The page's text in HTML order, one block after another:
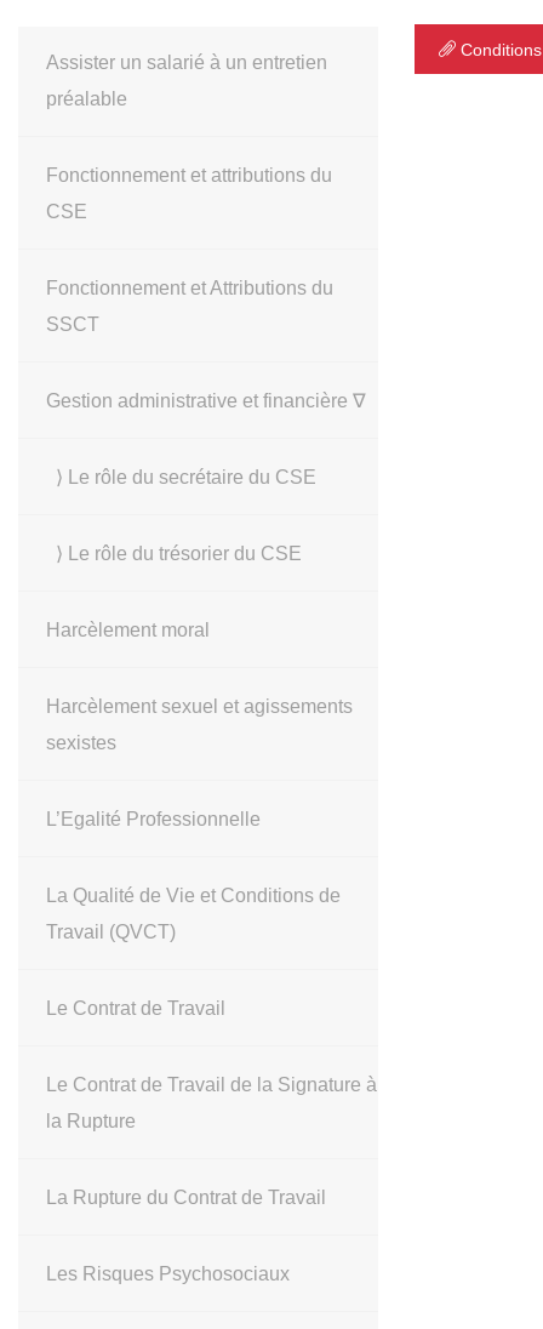
Assister un salarié à un entretien
préalable
Fonctionnement et attributions du
CSE
Fonctionnement et Attributions du
SSCT
Gestion administrative et financière ∇
⟩ Le rôle du secrétaire du CSE
⟩ Le rôle du trésorier du CSE
Harcèlement moral
Harcèlement sexuel et agissements
sexistes
L’Egalité Professionnelle
La Qualité de Vie et Conditions de
Travail (QVCT)
Le Contrat de Travail
Le Contrat de Travail de la Signature à
la Rupture
La Rupture du Contrat de Travail
Les Risques Psychosociaux